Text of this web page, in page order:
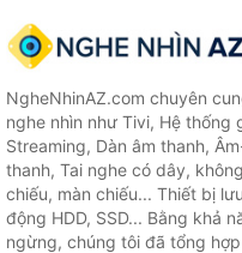
NgheNhinAZ.com chuyên
nghe nhìn như Tivi, Hệ thống
Streaming, Dàn âm thanh,
thanh, Tai nghe có dây,
chiếu, màn chiếu... Thiết bị
động HDD, SSD... Bằng khả
ngừng, chúng tôi đã tổng